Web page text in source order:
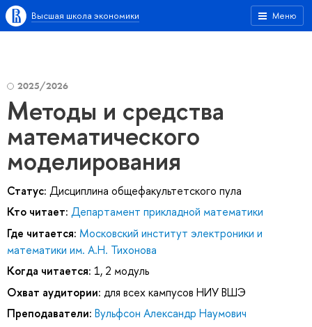
Меню
Высшая школа экономики
2025/2026
Методы и средства
математического
моделирования
Статус: Дисциплина общефакультетского пула
Кто читает: Департамент прикладной математики
Где читается: Московский институт электроники и
математики им. А.Н. Тихонова
Когда читается: 1, 2 модуль
Охват аудитории: для всех кампусов НИУ ВШЭ
Преподаватели: Вульфсон Александр Наумович